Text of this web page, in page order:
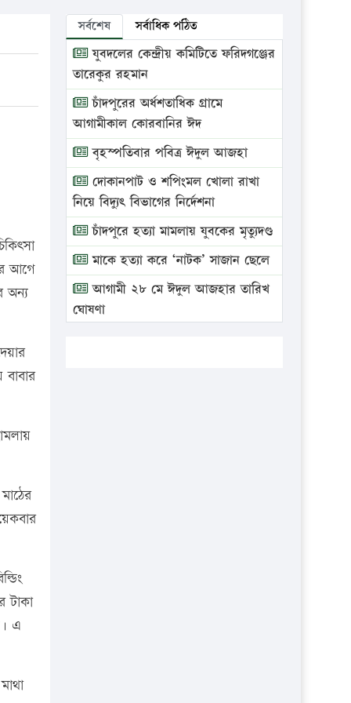
আগে
অন্য
টাকা
এ
সর্বশেষ সর্বাধিক পঠিত
যুবদলের কেন্দ্রীয় কমিটিতে ফরিদগঞ্জের
তারেকুর রহমান
চাঁদপুরের অর্ধশতাধিক গ্রামে
আগামীকাল কোরবানির ঈদ
বৃহস্পতিবার পবিত্র ঈদুল আজহা
দোকানপাট ও শপিংমল খোলা রাখা
নিয়ে বিদ্যুৎ বিভাগের নির্দেশনা
চাঁদপুরে হত্যা মামলায় যুবকের মৃত্যুদণ্ড
মাকে হত্যা করে ‘নাটক’ সাজান ছেলে
আগামী ২৮ মে ঈদুল আজহার তারিখ
ঘোষণা